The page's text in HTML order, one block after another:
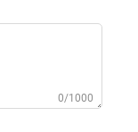
0/1000